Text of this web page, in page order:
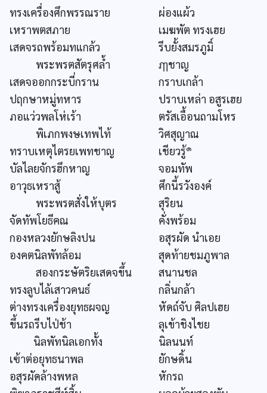
ทรงเครื่องศึกพรรณราย
ผ่องแผ้ว
เหราพตสภาย
เมฆพัต ทรงเฮย
เสดจรถพร้อมทแกล้ว
รีบยั้งสมรภูมิ์
พระพรตสัตรุศล้ำ
ฦๅชาญ
เสดจออกกระบี่กราน
กราบเกล้า
ปฤกษาหมู่ทหาร
ปราบเหล่า อสูรเฮย
ภอแว่วพลโห่เร้า
ตรัสเอื้อนถามโหร
พิเภกพงษเทพไท้
วิศสุญาณ
ทราบเหตุไตรยเพทชาญ
เชียวรู้๑
บัลไลยจักรฮึกหาญ
จอมทัพ
อาวุธเหราสู้
ศึกนี้รวังองค์
พระพรตสั่งให้บุตร
สุริยน
จัดทัพโยธีคณ
คั่งพร้อม
กองหลวงยักษลิงปน
อสุรผัด นำเอย
องคตนิลพัทล้อม
สุดท้ายชมภูพาล
สองกระษัตริยเสดจขึ้น
สนานชล
ทรงลูบไล้เสาวคนธ์
กลิ่นกล้า
ต่างทรงเครื่องยุทธผจญ
หัดถ์จับ ศิลปเฮย
ขึ้นรถรีบไป่ช้า
ลุเข้าชิงไชย
นิลพัทนิลเอกทั้ง
นิลนนท์
เฃ้าต่อยุทธนาพล
ยักษดิ้น
อสุรผัดล้างพหล
หักรถ